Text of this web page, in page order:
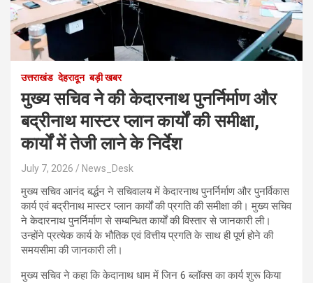
उत्तराखंड देहरादून बड़ी खबर
​मुख्य सचिव ने की केदारनाथ पुनर्निर्माण और
बद्रीनाथ मास्टर प्लान कार्यों की समीक्षा,
कार्यों में तेजी लाने के निर्देश
July 7, 2026 News_Desk
मुख्य सचिव आनंद बर्द्धन ने सचिवालय में केदारनाथ पुनर्निर्माण और पुनर्विकास
कार्य एवं बद्रीनाथ मास्टर प्लान कार्यों की प्रगति की समीक्षा की। मुख्य सचिव
ने केदारनाथ पुनर्निर्माण से सम्बन्धित कार्यों की विस्तार से जानकारी ली।
उन्होंने प्रत्येक कार्य के भौतिक एवं वित्तीय प्रगति के साथ ही पूर्ण होने की
समयसीमा की जानकारी ली।
मुख्य सचिव ने कहा कि केदानाथ धाम में जिन 6 ब्लॉक्स का कार्य शुरू किया